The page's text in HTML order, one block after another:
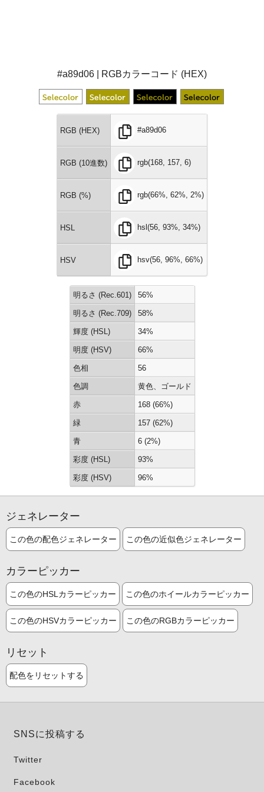
#a89d06 | RGBカラーコード (HEX)
RGB (HEX) #a89d06
RGB (10進数) rgb(168, 157, 6)
RGB (%) rgb(66%, 62%, 2%)
HSL hsl(56, 93%, 34%)
HSV hsv(56, 96%, 66%)
明るさ (Rec.601) 56%
明るさ (Rec.709) 58%
輝度 (HSL) 34%
明度 (HSV) 66%
色相 56
色調 黄色、ゴールド
赤 168 (66%)
緑 157 (62%)
青 6 (2%)
彩度 (HSL) 93%
彩度 (HSV) 96%
ジェネレーター
この色の配色ジェネレーター この色の近似色ジェネレーター
カラーピッカー
この色のHSLカラーピッカー この色のホイールカラーピッカー
この色のHSVカラーピッカー この色のRGBカラーピッカー
リセット
配色をリセットする
SNSに投稿する
Twitter
Facebook